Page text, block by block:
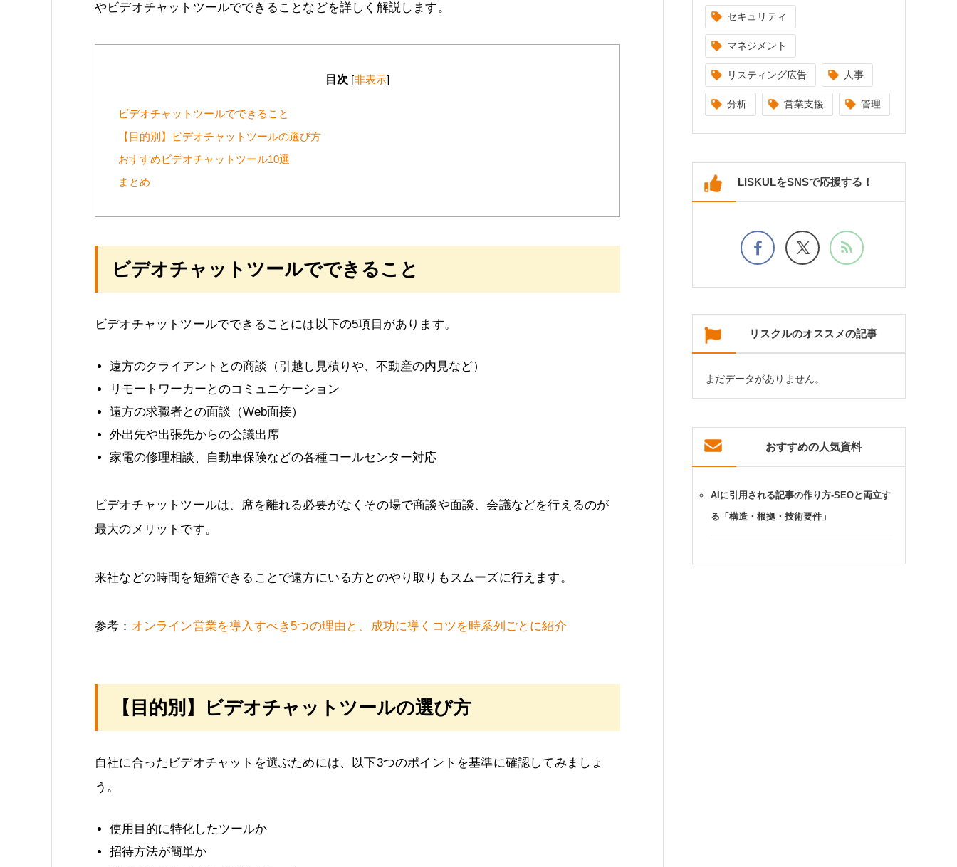
やビデオチャットツールでできることなどを詳しく解説します。
目次 [非表示]
ビデオチャットツールでできること
【目的別】ビデオチャットツールの選び方
おすすめビデオチャットツール10選
まとめ
ビデオチャットツールでできること
ビデオチャットツールでできることには以下の5項目があります。
遠方のクライアントとの商談（引越し見積りや、不動産の内見など）
リモートワーカーとのコミュニケーション
遠方の求職者との面談（Web面接）
外出先や出張先からの会議出席
家電の修理相談、自動車保険などの各種コールセンター対応
ビデオチャットツールは、席を離れる必要がなくその場で商談や面談、会議などを行えるのが
最大のメリットです。
来社などの時間を短縮できることで遠方にいる方とのやり取りもスムーズに行えます。
参考： オンライン営業を導入すべき5つの理由と、成功に導くコツを時系列ごとに紹介
【目的別】ビデオチャットツールの選び方
自社に合ったビデオチャットを選ぶためには、以下3つのポイントを基準に確認してみましょ
う。
使用目的に特化したツールか
招待方法が簡単か
セキュリティ
マネジメント
リスティング広告 人事
分析 営業支援 管理
LISKULをSNSで応援する！
リスクルのオススメの記事
まだデータがありません。
おすすめの人気資料
AIに引用される記事の作り方-SEOと両立す
る「構造・根拠・技術要件」